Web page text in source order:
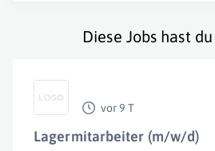
Diese Jobs hast
vor 9 T
Lagermitarbeiter (m/w/d)